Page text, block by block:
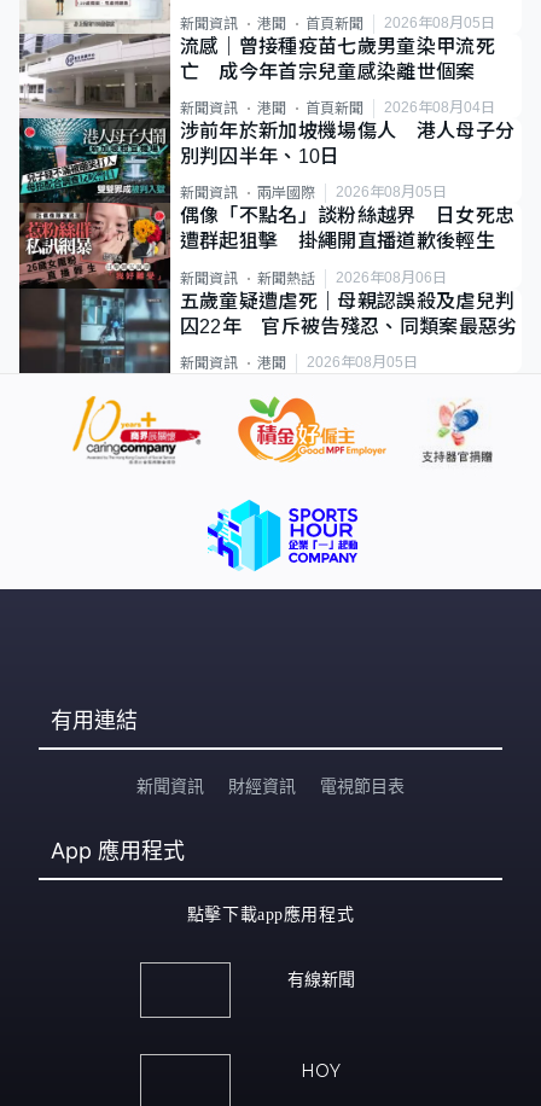
類案最惡劣
新聞資訊 港聞 首頁新聞 2026年08月05日
流感｜曾接種疫苗七歲男童染甲流死
亡 成今年首宗兒童感染離世個案
新聞資訊 港聞 首頁新聞 2026年08月04日
涉前年於新加坡機場傷人 港人母子分
別判囚半年、10日
新聞資訊 兩岸國際 2026年08月05日
偶像「不點名」談粉絲越界 日女死忠
遭群起狙擊 掛繩開直播道歉後輕生
新聞資訊 新聞熱話 2026年08月06日
五歲童疑遭虐死｜母親認誤殺及虐兒判
囚22年 官斥被告殘忍、同類案最惡劣
新聞資訊 港聞 2026年08月05日
有用連結
新聞資訊 財經資訊 電視節目表
App 應用程式
點擊下載app應用程式
有線新聞
HOY